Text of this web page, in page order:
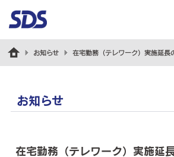
お知らせ 在宅勤務（テレワーク）実施延長
お知らせ
在宅勤務（テレワーク）実施延